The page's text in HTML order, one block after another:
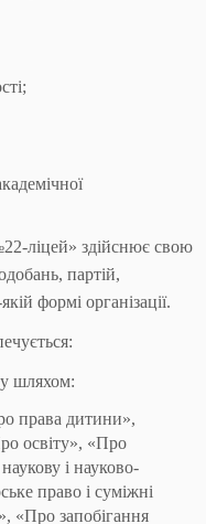
ліцей» здійснює свою
партій,
формі організації.
шляхом:
права дитини»,
освіту», «Про
і науково-
право і суміжні
«Про запобігання